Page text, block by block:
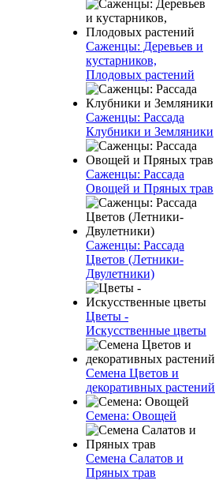
Саженцы: Деревьев и
кустарников,
Плодовых растений
Саженцы: Рассада
Клубники и Земляники
Саженцы: Рассада
Овощей и Пряных трав
Саженцы: Рассада
Цветов (Летники-
Двулетники)
Цветы -
Искусственные цветы
Семена Цветов и
декоративных растений
Семена: Овощей
Семена Салатов и
Пряных трав